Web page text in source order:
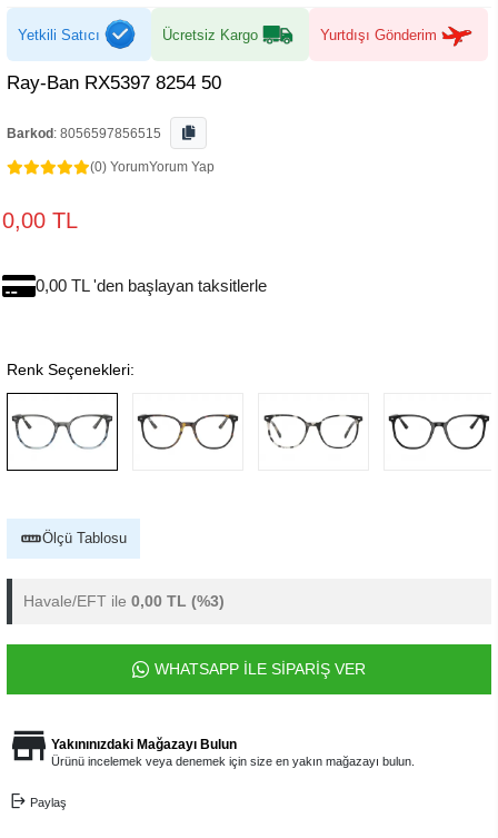
Yetkili Satıcı Ücretsiz Kargo Yurtdışı Gönderim
Ray-Ban RX5397 8254 50
Barkod : 8056597856515
(0) YorumYorum Yap
0,00 TL
0,00 TL 'den başlayan taksitlerle
Renk Seçenekleri:
Ölçü Tablosu
Havale/EFT ile 0,00 TL (%3)
WHATSAPP İLE SİPARİŞ VER
Yakınınızdaki Mağazayı Bulun
Ürünü incelemek veya denemek için size en yakın mağazayı bulun.
Paylaş